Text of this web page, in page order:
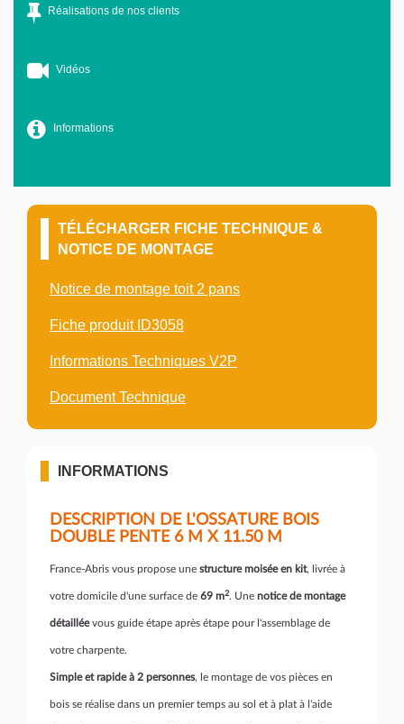
Réalisations de nos clients
Vidéos
Informations
TÉLÉCHARGER FICHE TECHNIQUE &
NOTICE DE MONTAGE
Notice de montage toit 2 pans
Fiche produit ID3058
Informations Techniques V2P
Document Technique
INFORMATIONS
DESCRIPTION DE L'OSSATURE BOIS
DOUBLE PENTE 6 M X 11.50 M
France-Abris vous propose une structure moisée en kit, livrée à
votre domicile d'une surface de 69 m2. Une notice de montage
détailléevous guide étape après étape pour l'assemblage de
votre charpente.
Simple et rapide à 2 personnes, le montage de vos pièces en
bois se réalise dans un premier temps au sol et à plat à l'aide